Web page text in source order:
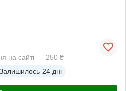
на сайті — 250 ₴
24 дні